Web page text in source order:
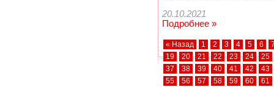
20.10.2021
Подробнее »
« Назад 1 2 3 4 5 6
19
20 21 22 23 24
25
37
38 39 40 41 42
43
55
56 57 58 59 60
61